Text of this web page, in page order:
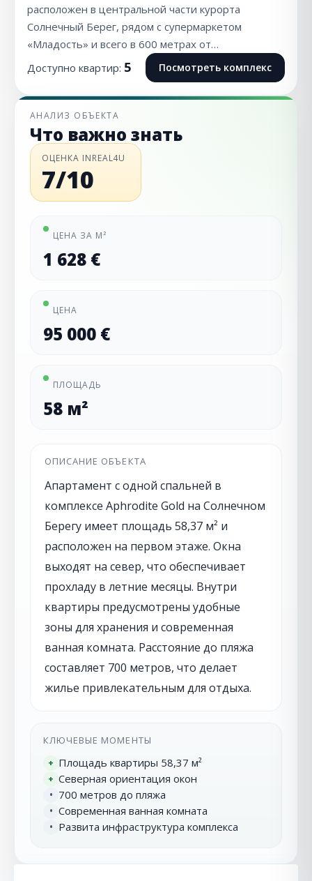
расположен в центральной части курорта
Солнечный Берег, рядом с супермаркетом
«Младость» и всего в 600 метрах от…
Доступно квартир: 5 Посмотреть комплекс
АНАЛИЗ ОБЪЕКТА
Что важно знать
ОЦЕНКА INREAL4U
7/10
ЦЕНА ЗА М²
1 628 €
ЦЕНА
95 000 €
ПЛОЩАДЬ
58 м²
ОПИСАНИЕ ОБЪЕКТА
Апартамент с одной спальней в
комплексе Aphrodite Gold на Солнечном
Берегу имеет площадь 58,37 м² и
расположен на первом этаже. Окна
выходят на север, что обеспечивает
прохладу в летние месяцы. Внутри
квартиры предусмотрены удобные
зоны для хранения и современная
ванная комната. Расстояние до пляжа
составляет 700 метров, что делает
жилье привлекательным для отдыха.
КЛЮЧЕВЫЕ МОМЕНТЫ
+ Площадь квартиры 58,37 м²
+ Северная ориентация окон
• 700 метров до пляжа
• Современная ванная комната
• Развита инфраструктура комплекса